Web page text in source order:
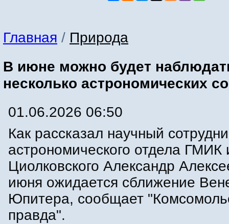
Главная / Природа
В июне можно будет
несколько астрономических
01.06.2026 06:50
Как рассказал научный
астрономического отдела ГМИК
Циолковского Александр
июня ожидается сближение
Юпитера, сообщает
правда".